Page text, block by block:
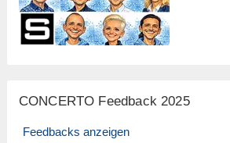
CONCERTO Feedback 2025
Feedbacks anzeigen